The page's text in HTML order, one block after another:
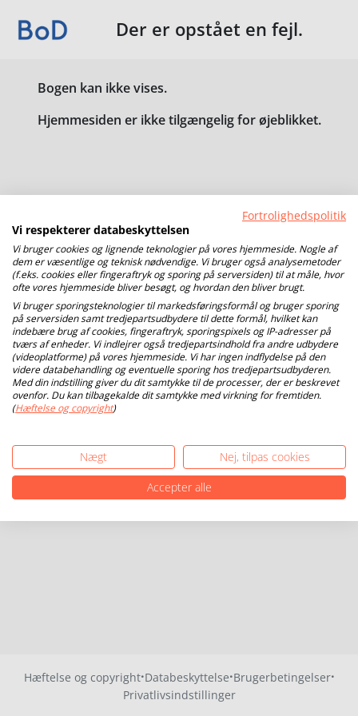
Der er opstået en fejl.
Bogen kan ikke vises.
Hjemmesiden er ikke tilgængelig for øjeblikket.
Hæftelse og copyright·Databeskyttelse·Brugerbetingelser·
Privatlivsindstillinger
Fortrolighedspolitik
Vi respekterer databeskyttelsen
Vi bruger cookies og lignende teknologier på vores hjemmeside. Nogle af
dem er væsentlige og teknisk nødvendige. Vi bruger også analysemetoder
(f.eks. cookies eller fingeraftryk og sporing på serversiden) til at måle, hvor
ofte vores hjemmeside bliver besøgt, og hvordan den bliver brugt.
Vi bruger sporingsteknologier til markedsføringsformål og bruger sporing
på serversiden samt tredjepartsudbydere til dette formål, hvilket kan
indebære brug af cookies, fingeraftryk, sporingspixels og IP-adresser på
tværs af enheder. Vi indlejrer også tredjepartsindhold fra andre udbydere
(videoplatforme) på vores hjemmeside. Vi har ingen indflydelse på den
videre databehandling og eventuelle sporing hos tredjepartsudbyderen.
Med din indstilling giver du dit samtykke til de processer, der er beskrevet
ovenfor. Du kan tilbagekalde dit samtykke med virkning for fremtiden.
(Hæftelse og copyright)
Nægt
Nej, tilpas cookies
Accepter alle